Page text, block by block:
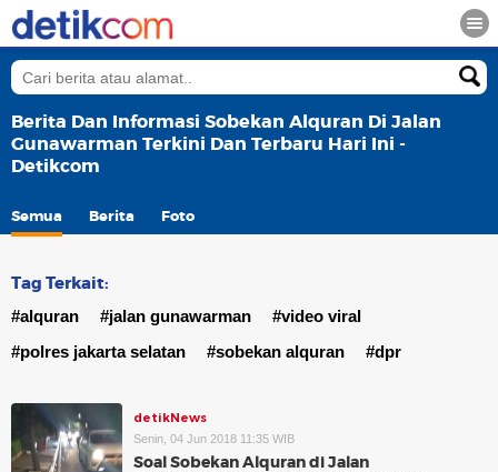
Berita Dan Informasi Sobekan Alquran Di Jalan
Gunawarman Terkini Dan Terbaru Hari Ini -
Detikcom
Semua Berita Foto
Tag Terkait:
#alquran #jalan gunawarman
#video viral
#polres jakarta selatan
#sobekan alquran #dpr
detikNews
Senin, 04 Jun 2018 11:35 WIB
Soal Sobekan Alquran di Jalan